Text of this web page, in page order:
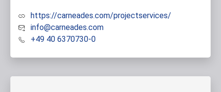
https://carneades.com/projectservices/
info@carneades.com
+49 40 6370730-0